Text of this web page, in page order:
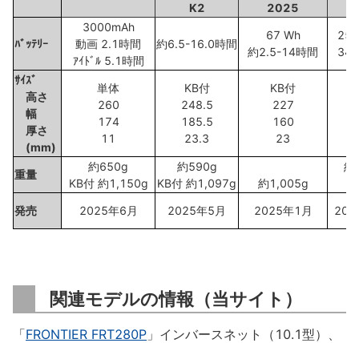
K2
2025
ﾊﾞｯﾃﾘｰ
3000mAh
動画 2.1時間
ｱｲﾄﾞﾙ 5.1時間
約6.5-16.0時間
67 Wh
約2.5-14時間
ｻｲｽﾞ
高さ
幅
厚さ
(mm)
単体
260
174
11
KB付
248.5
185.5
23.3
KB付
227
160
23
重量
約650g
KB付 約1,150g
約590g
KB付 約1,097g
約1,005g
約
発売
2025年6月 2025年5月 2025年1月
関連モデルの情報（当サイト）
「FRONTIER FRT280P 」インバースネット（10.1型）、